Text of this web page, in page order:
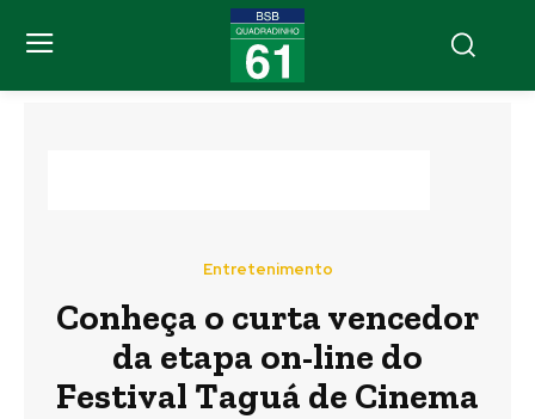
Entretenimento
Conheça o curta vencedor
da etapa on-line do
Festival Taguá de Cinema